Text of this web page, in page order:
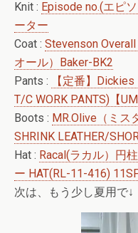
Knit : Episode no.(エピ
ーター
Coat : Stevenson
オール）Baker-BK2
Pants :
【定番】
T/C WORK PANTS)【
Boots : MR.Olive（ミス
SHRINK LEATHER/
Hat : Racal(ラカル）円
ー HAT(RL-11-416)
次は、もう少し夏用で↓